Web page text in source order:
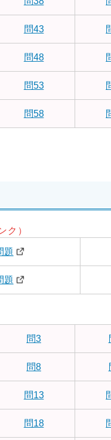
問43
問48
問53
問58
ク）
題
題
問3
問8
問13
問18